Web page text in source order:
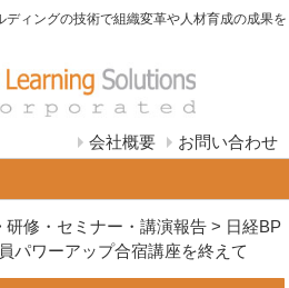
ィングの技術で組織変革や人材育成の成果を
お問い合わせ
会社概要
研修・セミナー・講演報告 > 日経BP
パワーアップ合宿講座を終えて